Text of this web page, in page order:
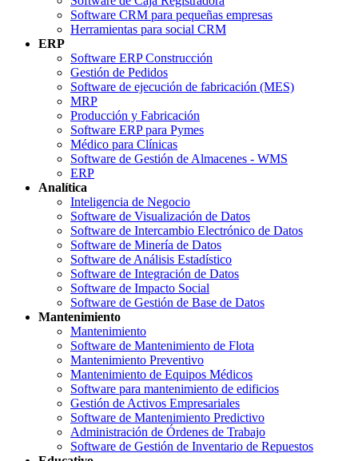
Software CRM para pequeñas empresas
Herramientas para social CRM
ERP
Software ERP Construcción
Gestión de Pedidos
Software de ejecución de fabricación (MES)
MRP
Producción y Fabricación
Software ERP para Pymes
Médico para Clínicas
Software de Gestión de Almacenes - WMS
ERP
Analítica
Inteligencia de Negocio
Software de Visualización de Datos
Software de Intercambio Electrónico de Datos
Software de Minería de Datos
Software de Análisis Estadístico
Software de Integración de Datos
Software de Impacto Social
Software de Gestión de Base de Datos
Mantenimiento
Mantenimiento
Software de Mantenimiento de Flota
Mantenimiento Preventivo
Mantenimiento de Equipos Médicos
Software para mantenimiento de edificios
Gestión de Activos Empresariales
Software de Mantenimiento Predictivo
Administración de Órdenes de Trabajo
Software de Gestión de Inventario de Repuestos